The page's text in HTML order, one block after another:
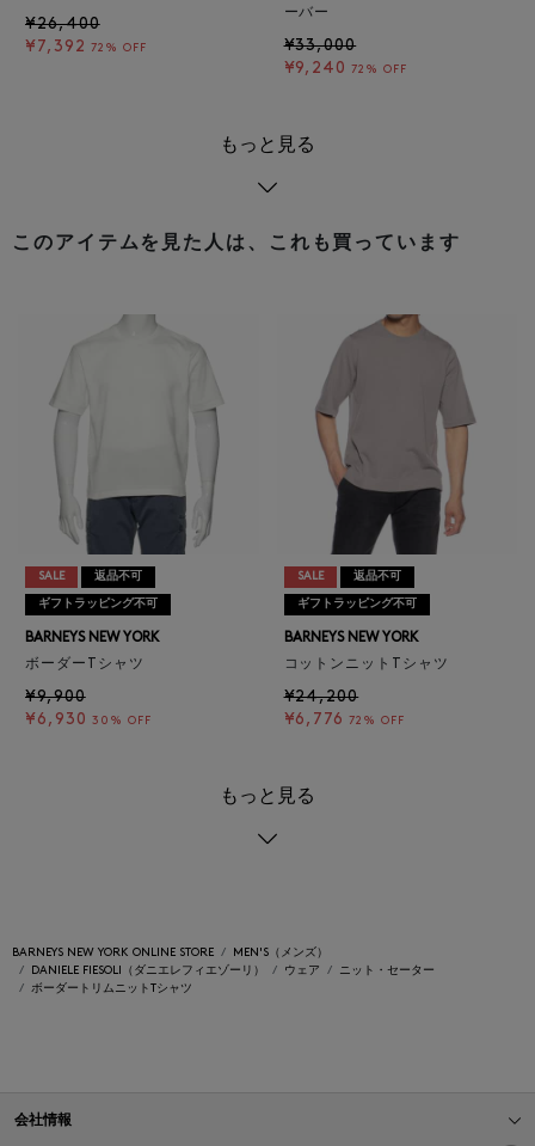
¥26,400
¥7,392 72% OFF
ーバー
¥33,000
¥9,240 72% OFF
もっと見る
このアイテムを見た人は、これも買っています
SALE 返品不可
ギフトラッピング不可
BARNEYS NEW YORK
ボーダーTシャツ
¥9,900
¥6,930 30% OFF
SALE 返品不可
ギフトラッピング不可
BARNEYS NEW YORK
コットンニットTシャツ
¥24,200
¥6,776 72% OFF
もっと見る
BARNEYS NEW YORK ONLINE STORE
MEN'S（メンズ）
DANIELE FIESOLI（ダニエレフィエゾーリ）
ウェア
ニット・セーター
ボーダートリムニットTシャツ
会社情報